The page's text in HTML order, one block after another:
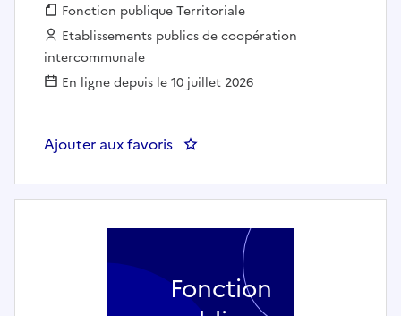
Fonction publique :
Fonction publique Territoriale
Employeur :
Etablissements publics de coopération
intercommunale
En ligne depuis le 10 juillet 2026
Ajouter aux favoris : Chargé(e) d'études - SYND
Fonction